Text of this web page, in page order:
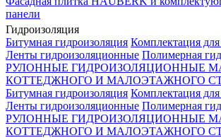
панели
Гидроизоляция
Битумная гидроизоляция Комплектация
Ленты гидроизоляционные Полимерная
РУЛОННЫЕ ГИДРОИЗОЛЯЦИОННЫЕ
КОТТЕДЖНОГО И МАЛОЭТАЖНОГО
Битумная гидроизоляция Комплектация
Ленты гидроизоляционные Полимерная
РУЛОННЫЕ ГИДРОИЗОЛЯЦИОННЫЕ
КОТТЕДЖНОГО И МАЛОЭТАЖНОГО